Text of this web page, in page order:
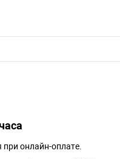
онлайн-оплате.